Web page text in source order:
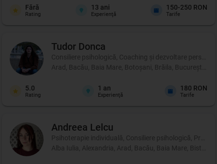
Fără
Rating
13 ani
Experienţă
150-250 RON
Tarife
Tudor Donca
Consiliere psihologică, Coaching şi dezvoltare
Arad, Bacău, Baia Mare, Botoșani, Brăila, București,
5.0
Rating
1 an
Experienţă
180 RON
Tarife
Andreea Lelcu
Psihoterapie individuală, Consiliere psihologică, Profil
Alba Iulia, Alexandria, Arad, Bacău, Baia Mare,